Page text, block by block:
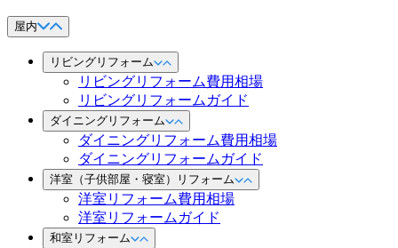
屋内
リビングリフォーム
リビングリフォーム費用相場
リビングリフォームガイド
ダイニングリフォーム
ダイニングリフォーム費用相場
ダイニングリフォームガイド
洋室（子供部屋・寝室）リフォーム
洋室リフォーム費用相場
洋室リフォームガイド
和室リフォーム